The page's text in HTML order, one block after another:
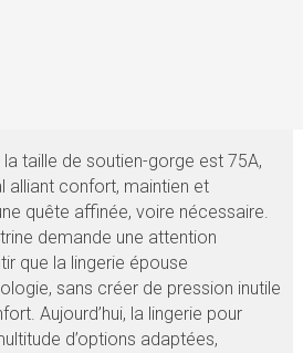
taille de soutien-gorge est 75A,
alliant confort, maintien et
quête affinée, voire nécessaire.
demande une attention
que la lingerie épouse
sans créer de pression inutile
Aujourd’hui, la lingerie pour
d’options adaptées,